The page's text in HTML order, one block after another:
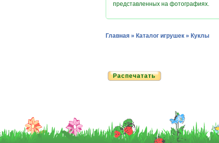
представленных на фотографиях.
Главная » Каталог игрушек » Куклы
Распечатать